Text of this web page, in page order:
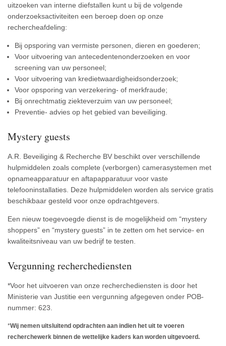
uitzoeken van interne diefstallen kunt u bij de volgende
onderzoeksactiviteiten een beroep doen op onze
rechercheafdeling:
Bij opsporing van vermiste personen, dieren en goederen;
Voor uitvoering van antecedentenonderzoeken en voor
screening van uw personeel;
Voor uitvoering van kredietwaardigheidsonderzoek;
Voor opsporing van verzekering- of merkfraude;
Bij onrechtmatig ziekteverzuim van uw personeel;
Preventie- advies op het gebied van beveiliging.
Mystery guests
A.R. Beveiliging & Recherche BV beschikt over verschillende
hulpmiddelen zoals complete (verborgen) camerasystemen met
opnameapparatuur en aftapapparatuur voor vaste
telefooninstallaties. Deze hulpmiddelen worden als service gratis
beschikbaar gesteld voor onze opdrachtgevers.
Een nieuw toegevoegde dienst is de mogelijkheid om “mystery
shoppers” en “mystery guests” in te zetten om het service- en
kwaliteitsniveau van uw bedrijf te testen.
Vergunning recherchediensten
*Voor het uitvoeren van onze recherchediensten is door het
Ministerie van Justitie een vergunning afgegeven onder POB-
nummer: 623.
*Wij nemen uitsluitend opdrachten aan indien het uit te voeren
recherchewerk binnen de wettelijke kaders kan worden uitgevoerd.